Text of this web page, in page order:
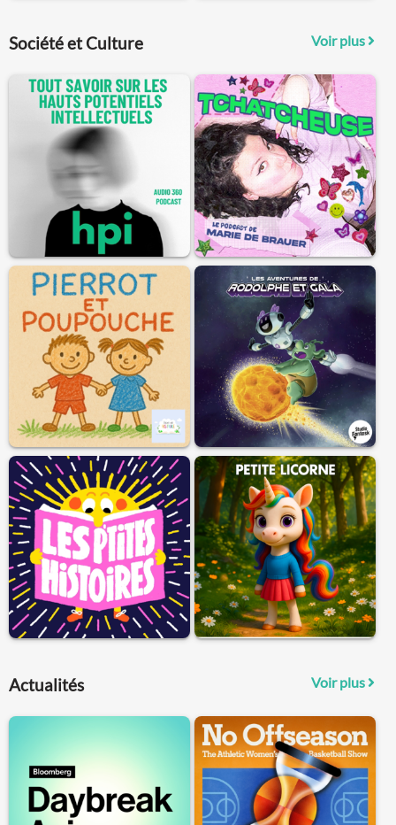
Société et Culture Voir plus
Actualités Voir plus